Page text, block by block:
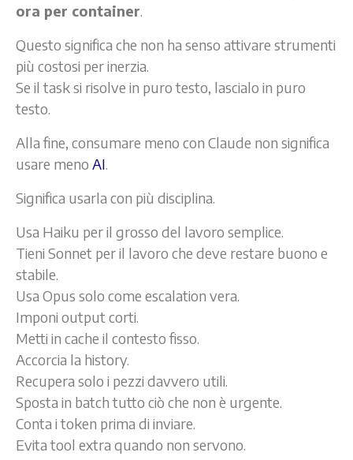
ora per container.
Questo significa che non ha senso attivare strumenti
più costosi per inerzia.
Se il task si risolve in puro testo, lascialo in puro
testo.
Alla fine, consumare meno con Claude non significa
usare meno AI.
Significa usarla con più disciplina.
Usa Haiku per il grosso del lavoro semplice.
Tieni Sonnet per il lavoro che deve restare buono e
stabile.
Usa Opus solo come escalation vera.
Imponi output corti.
Metti in cache il contesto fisso.
Accorcia la history.
Recupera solo i pezzi davvero utili.
Sposta in batch tutto ciò che non è urgente.
Conta i token prima di inviare.
Evita tool extra quando non servono.